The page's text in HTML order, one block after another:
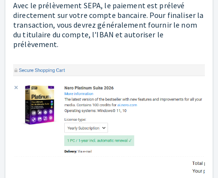
Avec le prélèvement SEPA, le paiement est prélevé
directement sur votre compte bancaire. Pour finaliser la
transaction, vous devrez généralement fournir le nom
du titulaire du compte, l'IBAN et autoriser le
prélèvement.